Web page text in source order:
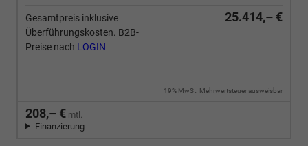
Gesamtpreis inklusive
Überführungskosten. B2B-
Preise nach LOGIN
25.414,– €
19% MwSt. Mehrwertsteuer ausweisbar
208,– € mtl.
Finanzierung